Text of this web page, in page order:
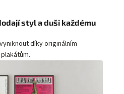
styl a duši každému
díky originálním